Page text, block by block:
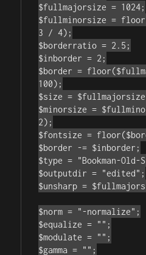
$fullmajorsize = 1024;
$fullminorsize =
3 / 4);
$borderratio = 2.5;
$inborder = 2;
$border =
100);
$size =
$minorsize =
2);
$fontsize =
$border -= $inborder;
$type = "Bookman-
$outputdir = "edited";
$unsharp =
$norm = "-normalize";
$equalize = "";
$modulate = "";
$gamma = "";